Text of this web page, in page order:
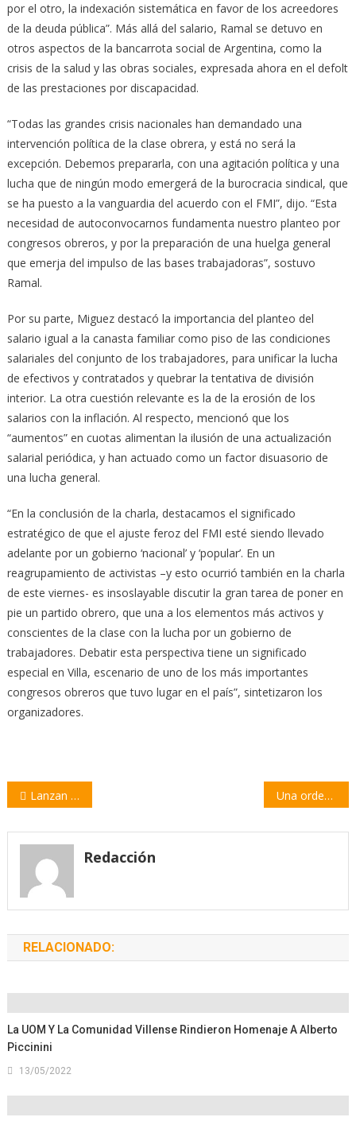
por el otro, la indexación sistemática en favor de los acreedores
de la deuda pública”. Más allá del salario, Ramal se detuvo en
otros aspectos de la bancarrota social de Argentina, como la
crisis de la salud y las obras sociales, expresada ahora en el defolt
de las prestaciones por discapacidad.
“Todas las grandes crisis nacionales han demandado una
intervención política de la clase obrera, y está no será la
excepción. Debemos prepararla, con una agitación política y una
lucha que de ningún modo emergerá de la burocracia sindical, que
se ha puesto a la vanguardia del acuerdo con el FMI”, dijo. “Esta
necesidad de autoconvocarnos fundamenta nuestro planteo por
congresos obreros, y por la preparación de una huelga general
que emerja del impulso de las bases trabajadoras”, sostuvo
Ramal.
Por su parte, Miguez destacó la importancia del planteo del
salario igual a la canasta familiar como piso de las condiciones
salariales del conjunto de los trabajadores, para unificar la lucha
de efectivos y contratados y quebrar la tentativa de división
interior. La otra cuestión relevante es la de la erosión de los
salarios con la inflación. Al respecto, mencionó que los
“aumentos” en cuotas alimentan la ilusión de una actualización
salarial periódica, y han actuado como un factor disuasorio de
una lucha general.
“En la conclusión de la charla, destacamos el significado
estratégico de que el ajuste feroz del FMI esté siendo llevado
adelante por un gobierno ‘nacional’ y ‘popular’. En un
reagrupamiento de activistas –y esto ocurrió también en la charla
de este viernes- es insoslayable discutir la gran tarea de poner en
pie un partido obrero, que una a los elementos más activos y
conscientes de la clase con la lucha por un gobierno de
trabajadores. Debatir esta perspectiva tiene un significado
especial en Villa, escenario de uno de los más importantes
congresos obreros que tuvo lugar en el país”, sintetizaron los
organizadores.
Navegación
entradas
Lanzan un blanqueo de dólares para comprar propiedades y para importaciones Una ordenanza permitirá controlar la calidad del aire en Villa Constitución
Redacción
RELACIONADO:
La UOM Y La Comunidad Villense Rindieron Homenaje A Alberto
Piccinini
13/05/2022